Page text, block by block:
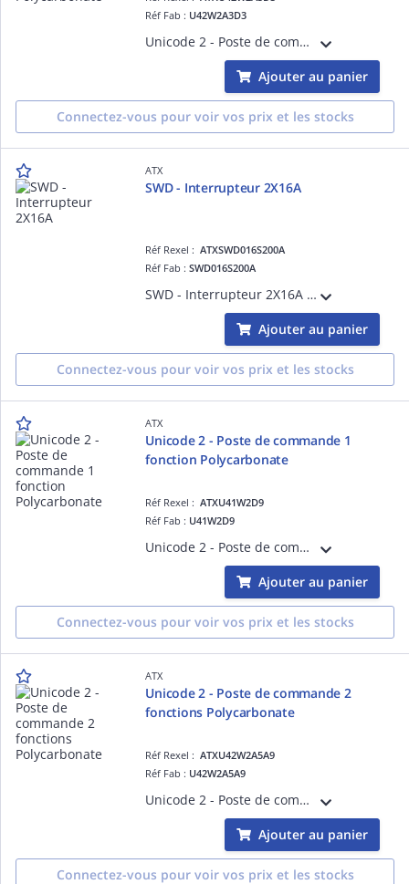
Réf Fab : U42W2A3D3
Unicode 2 - Poste de commande 2 fonctions Polycarbonate Contacts bas niveau < 5mA. Entrées de cable pour cable non armé. Un bouton poussoir vert (NO+NC) et un arret d'urgence (NO+NC)
Ajouter au panier
Connectez-vous pour voir vos prix et les stocks
ATX
SWD - Interrupteur 2X16A
Réf Rexel :ATXSWD016S200A
Réf Fab :SWD016S200A
SWD - Interrupteur 2X16A Entrées taruadées en partie supérieure et en partie inférieure
Ajouter au panier
Connectez-vous pour voir vos prix et les stocks
ATX
Unicode 2 - Poste de commande 1
fonction Polycarbonate
Réf Rexel :ATXU41W2D9
Réf Fab : U41W2D9
Unicode 2 - Poste de commande 1 fonction Polycarbonate Contacts bas niveau < 5mA. Entrées de cable pour cable non armé. Arret d'urgence Fourni avec 1 contact NC
Ajouter au panier
Connectez-vous pour voir vos prix et les stocks
ATX
Unicode 2 - Poste de commande 2
fonctions Polycarbonate
Réf Rexel :ATXU42W2A5A9
Réf Fab : U42W2A5A9
Unicode 2 - Poste de commande 2 fonctions Polycarbonate Contacts bas niveau < 5mA. Entrées de cable pour cable non armé. Un bouton poussoir vert (NO) et un bouton poussoir rouge (NC)
Ajouter au panier
Connectez-vous pour voir vos prix et les stocks